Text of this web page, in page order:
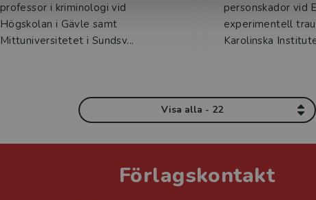
professor i kriminologi vid
Högskolan i Gävle samt
Mittuniversitetet i Sundsv...
personskador vid
experimentell
Karolinska
Visa alla - 22
Förlagskontakt